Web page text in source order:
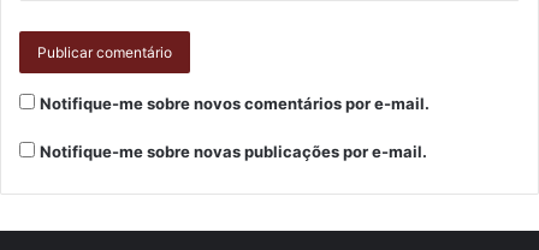
perfis no Instagram,
O projeto “Sextou na Concha” é uma realização da
Programa Municipal de Incentivo à Cultura (Promic), da
Notifique-me sobre novos comentários por e-mail.
Notifique-me sobre novas publicações por e-mail.